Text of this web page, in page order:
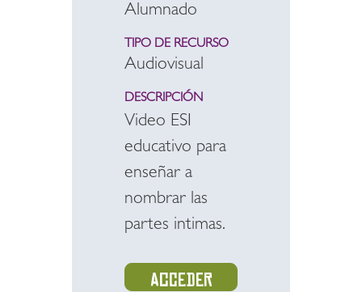
Alumnado
TIPO DE RECURSO
Audiovisual
DESCRIPCIÓN
Video ESI
educativo para
enseñar a
nombrar las
partes intimas.
Acceder